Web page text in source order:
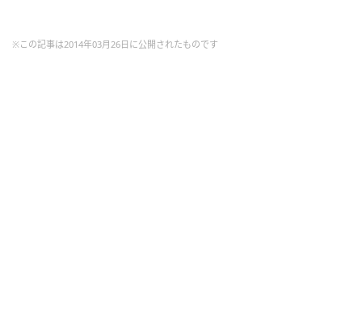
※この記事は2014年03月26日に公開されたものです